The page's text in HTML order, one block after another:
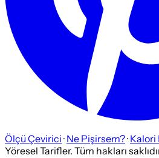
Ölçü Çevirici · Ne Pişirsem?· Kalori
Yöresel Tarifler. Tüm hakları